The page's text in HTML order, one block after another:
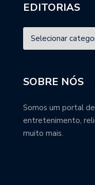
EDITORIAS
SOBRE NÓS
Somos um portal
entretenimento,
muito mais.